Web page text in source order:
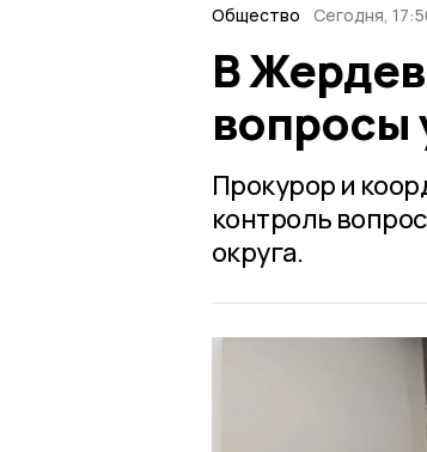
Общество Сегодня,
В
вопросы
Прокурор и
контроль
округа.